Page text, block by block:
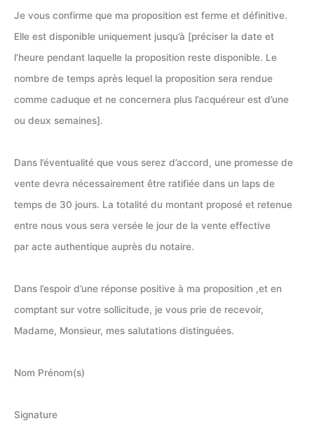
Je vous confirme que ma proposition est ferme et définitive.
Elle est disponible uniquement jusqu’à [préciser la date et
l’heure pendant laquelle la proposition reste disponible. Le
nombre de temps après lequel la proposition sera rendue
comme caduque et ne concernera plus l’acquéreur est d’une
ou deux semaines].
Dans l’éventualité que vous serez d’accord, une promesse de
vente devra nécessairement être ratifiée dans un laps de
temps de 30 jours. La totalité du montant proposé et retenue
entre nous vous sera versée le jour de la vente effective
par acte authentique auprès du notaire.
Dans l’espoir d’une réponse positive à ma proposition ,et en
comptant sur votre sollicitude, je vous prie de recevoir,
Madame, Monsieur, mes salutations distinguées.
Nom Prénom(s)
Signature